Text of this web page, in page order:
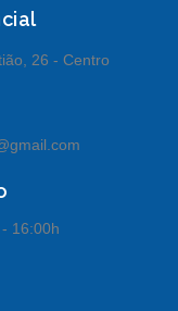
26 - Centro
16:00h